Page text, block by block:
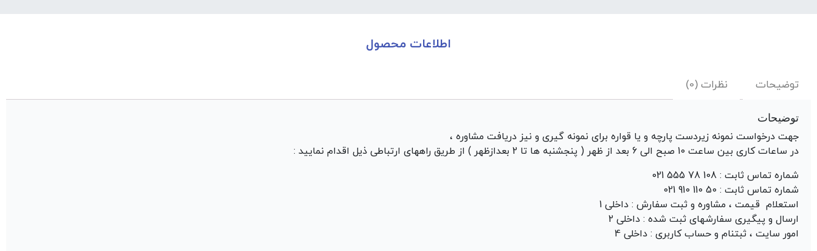
اطلاعات محصول
توضیحات نظرات (0)
توضیحات
جهت درخواست نمونه زیردست پارچه و یا قواره برای نمونه گیری و نیز دریافت مشاوره ،
در ساعات کاری بین ساعت 10 صبح الی 6 بعد از ظهر ( پنجشنبه ها تا 2 بعدازظهر ) از طریق راههای ارتباطی ذیل اقدام نمایید :
شماره تماس ثابت : 108 78 555 021
شماره تماس ثابت : 50 110 910 021
استعلام قیمت ، مشاوره و ثبت سفارش : داخلی 1
ارسال و پیگیری سفارشهای ثبت شده : داخلی 2
امور سایت ، ثبتنام و حساب کاربری : داخلی 4